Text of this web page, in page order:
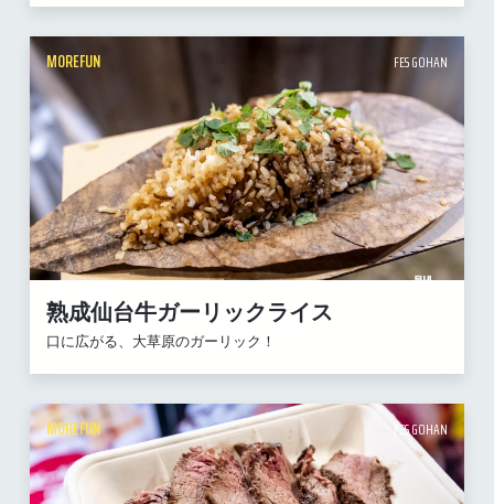
MOREFUN FES GOHAN
熟成仙台牛ガーリックライス
口に広がる、大草原のガーリック！
MOREFUN FES GOHAN